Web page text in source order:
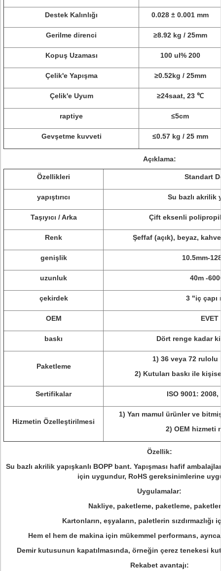
Destek Kalınlığı 0.028 ± 0.001 mm
Gerilme direnci ≥8.92 kg / 25mm
Kopuş Uzaması 100 ul% 200
Çelik'e Yapışma ≥0.52kg / 25mm
Çelik'e Uyum ≥24saat, 23 ℃
raptiye ≤5cm
Gevşetme kuvveti ≤0.57 kg / 25 mm
Açıklama:
Özellikleri Standart
yapıştırıcı Su bazlı akrilik
Taşıyıcı / Arka Çift eksenli
Renk Şeffaf (açık), beyaz,
genişlik 10.5mm-
uzunluk 40m -
çekirdek 3 "iç çapı
OEM EVET
baskı Dört renge kadar
Paketleme
1) 36 veya 72
2) Kutuları baskı ile
Sertifikalar ISO 9001: 2008,
Hizmetin Özelleştirilmesi
1) Yarı mamul ürünler ve
2) OEM hizmeti
Özellik:
Su bazlı akrilik yapışkanlı BOPP bant. Yapışması hafif
için uygundur, RoHS gereksinimlerine
Uygulamalar:
Nakliye, paketleme, paketleme,
Kartonların, eşyaların, paletlerin sızdırmazlığı
Hem el hem de makina için mükemmel performans, ayrıca
Demir kutusunun kapatılmasında, örneğin çerez tenekesi
Rekabet avantajı: